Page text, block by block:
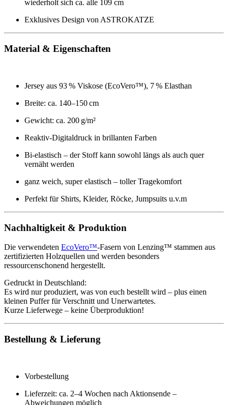
wiederholt sich ca. alle 109 cm
Exklusives Design von ASTROKATZE
Material & Eigenschaften
Jersey aus 93 % Viskose (EcoVero™), 7 % Elasthan
Breite: ca. 140–150 cm
Gewicht: ca. 200 g/m²
Reaktiv-Digitaldruck in brillanten Farben
Bi-elastisch – der Stoff kann sowohl längs als auch quer
vernäht werden
ganz weich, super elastisch – toller Tragekomfort
Perfekt für Shirts, Kleider, Röcke, Jumpsuits u.v.m
Nachhaltigkeit & Produktion
Die verwendeten EcoVero™-Fasern von Lenzing™ stammen aus
zertifizierten Holzquellen und werden besonders
ressourcenschonend hergestellt.
Gedruckt in Deutschland:
Es wird nur produziert, was von euch bestellt wird – plus einen
kleinen Puffer für Verschnitt und Unerwartetes.
Kurze Lieferwege – keine Überproduktion!
Bestellung & Lieferung
Vorbestellung
Lieferzeit: ca. 2–4 Wochen nach Aktionsende –
Abweichungen möglich